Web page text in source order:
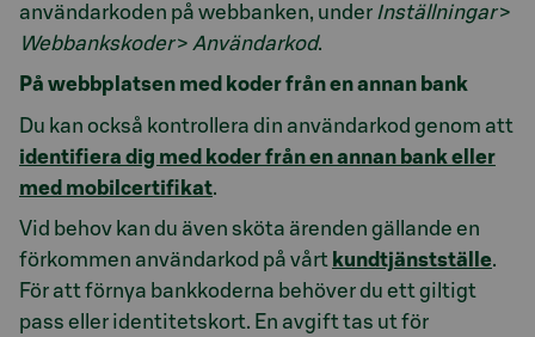
användarkoden på webbanken, under Inställningar>
Webbankskoder> Användarkod.
På webbplatsen med koder från en annan bank
Du kan också kontrollera din användarkod genom att
identifiera dig med koder från en annan bank eller
med mobilcertifikat.
Vid behov kan du även sköta ärenden gällande en
förkommen användarkod på vårt kundtjänstställe.
För att förnya bankkoderna behöver du ett giltigt
pass eller identitetskort. En avgift tas ut för